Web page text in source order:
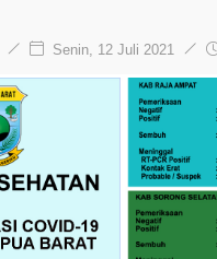
Senin, 12 Juli 2021